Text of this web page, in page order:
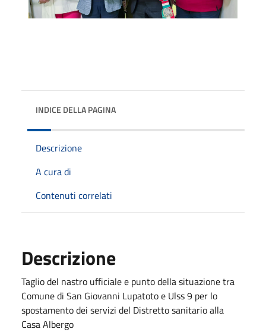
INDICE DELLA PAGINA
Descrizione
A cura di
Contenuti correlati
Descrizione
Taglio del nastro ufficiale e punto della situazione tra
Comune di San Giovanni Lupatoto e Ulss 9 per lo
spostamento dei servizi del Distretto sanitario alla
Casa Albergo